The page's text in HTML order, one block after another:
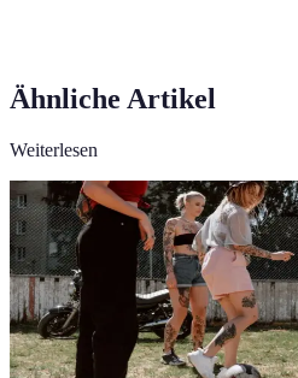
Ähnliche Artikel
Weiterlesen